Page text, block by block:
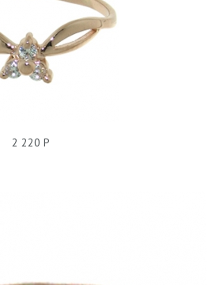
ФИАНИТ, 228202
2 220 Р